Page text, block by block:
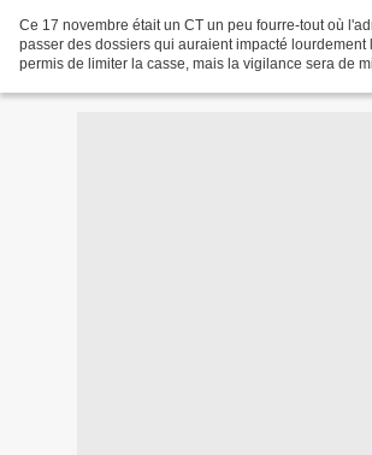
Ce 17 novembre était un CT un peu fourre-tout où
passer des dossiers qui auraient impacté lourdement
permis de limiter la casse, mais la vigilance sera de